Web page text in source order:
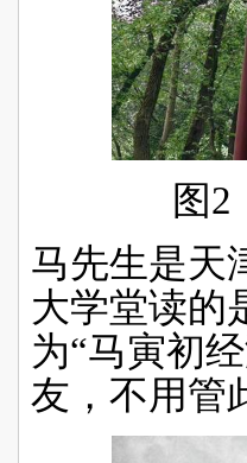
图 2
马先生是天
大学堂读的
为“马寅初
友，不用管